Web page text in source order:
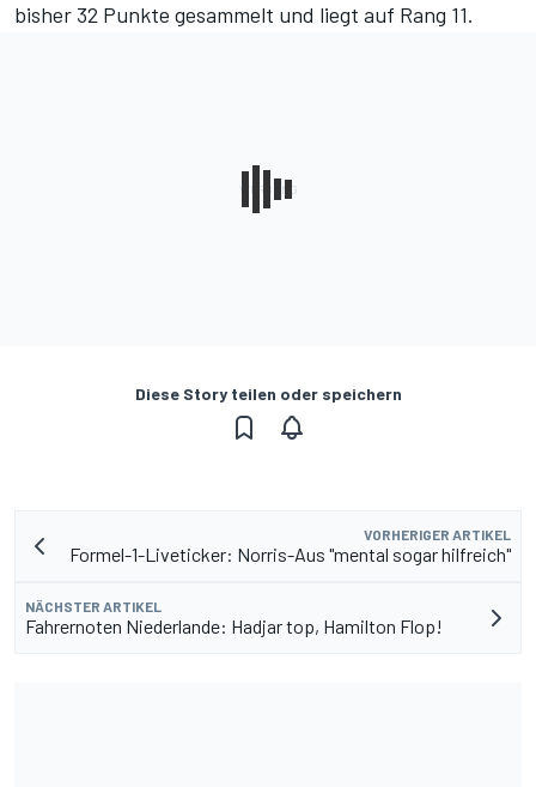
bisher 32 Punkte gesammelt und liegt auf Rang 11.
Diese Story teilen oder speichern
VORHERIGER ARTIKEL
Formel-1-Liveticker: Norris-Aus "mental sogar hilfreich"
NÄCHSTER ARTIKEL
Fahrernoten Niederlande: Hadjar top, Hamilton Flop!